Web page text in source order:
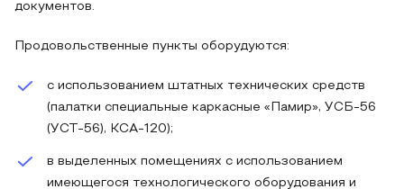
документов.
Продовольственные пункты оборудуются:
с использованием штатных технических средств
(палатки специальные каркасные «Памир», УСБ-56
(УСТ-56), КСА-120);
в выделенных помещениях с использованием
имеющегося технологического оборудования и